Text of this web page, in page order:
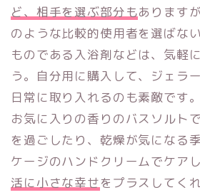
ど、相手を選ぶ部分もあります
のような比較的使用者を選ばな
ものである入浴剤などは、気軽
う。自分用に購入して、ジェラ
日常に取り入れるのも素敵です
お気に入りの香りのバスソルト
を過ごしたり、乾燥が気になる
ケージのハンドクリームでケアし
活に小さな幸せをプラスしてく